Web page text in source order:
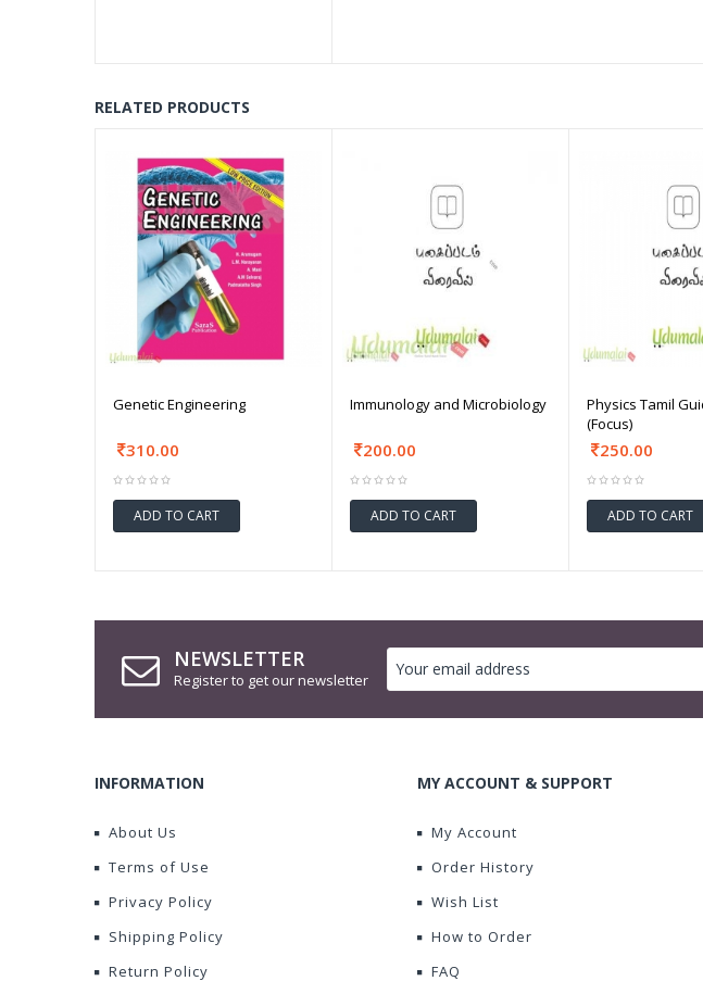
RELATED PRODUCTS
Genetic Engineering
310.00
ADD TO CART
Immunology and Microbiology
200.00
ADD TO CART
Physics Tamil
(Focus)
250.00
ADD TO CART
NEWSLETTER
Register to get our newsletter
INFORMATION
About Us
Terms of Use
Privacy Policy
Shipping Policy
Return Policy
MY ACCOUNT & SUPPORT
My Account
Order History
Wish List
How to Order
FAQ